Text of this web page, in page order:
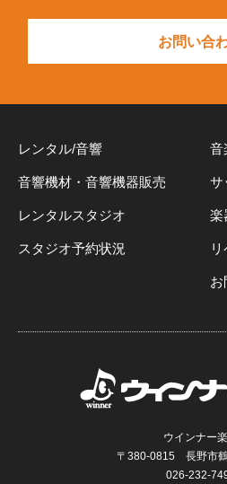
お問い合
レンタル/音響
音響機材・音響機器販売
レンタルスタジオ
スタジオ予約状況
音
サ
楽
お
ウインナー
〒380-0815 長野市
026-232-